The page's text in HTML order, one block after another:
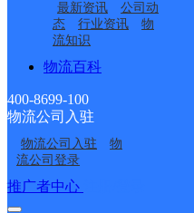
最新资讯
公司动
态
行业资讯
物
流知识
物流百科
400-8699-100
物流公司入驻
物流公司入驻
物
流公司登录
推广者中心
南科技学院分部
福建南安市公司美
州寄存点分部
福建南安市公司榕
存点
福建南安市公司美
美六中分部
泉州南安六部
福建南安市梅山镇
丰美村金元桥分部
福建南安市梅山镇
接口API